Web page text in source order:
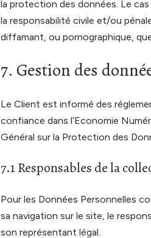
la protection des données. Le
la responsabilité civile et/ou
diffamant, ou pornographique,
7. Gestion des
Le Client est informé des
confiance dans l’Economie
Général sur la Protection des
7.1 Responsables de la
Pour les Données Personnelles
sa navigation sur le site, le
son représentant légal.